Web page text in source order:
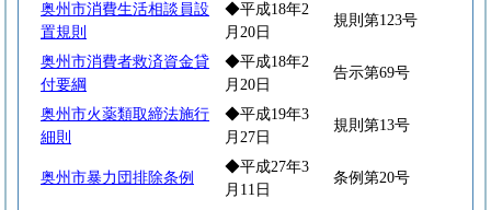
奥州市消費生活相談員設
置規則
◆平成18年2
月20日
規則第123号
奥州市消費者救済資金貸
付要綱
◆平成18年2
月20日
告示第69号
奥州市火薬類取締法施行
細則
◆平成19年3
月27日
規則第13号
奥州市暴力団排除条例
◆平成27年3
月11日
条例第20号